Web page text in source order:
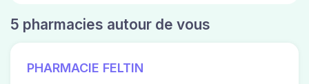
5 pharmacies autour de vous
PHARMACIE FELTIN